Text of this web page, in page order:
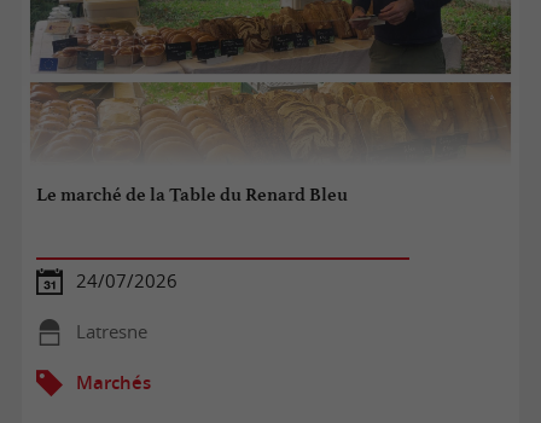
Le marché de la Table du Renard Bleu
24/07/2026
Latresne
Marchés